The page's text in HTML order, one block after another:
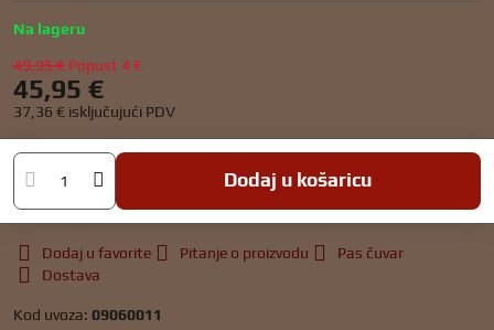
Na lageru
49,95 € Popust4 €
45,95 €
37,36 € isključujući PDV
Dodaj u košaricu
Dodaj u favorite Pitanje o proizvodu
Pas čuvar
Dostava
Kod uvoza: 09060011